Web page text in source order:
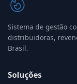
Sistema de gestão
distribuidoras,
Brasil.
Soluções